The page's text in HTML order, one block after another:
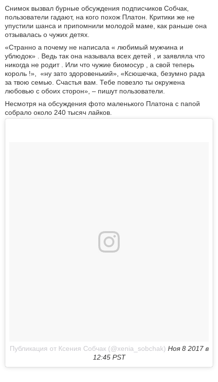
Cнимок вызвал бурные обсуждения подписчиков Собчак,
пользователи гадают, на кого похож Платон. Критики же не
упустили шанса и припомнили молодой маме, как раньше она
отзывалась о чужих детях.
«Странно а почему не написала « любимый мужчина и
ублюдок» . Ведь так она называла всех детей , и заявляла что
никогда не родит . Или что чужие биомосур , а свой теперь
король !», «ну зато здоровенький», «Ксюшечка, безумно рада
за твою семью. Счастья вам. Тебе повезло ты окружена
любовью с обоих сторон», – пишут пользователи.
Несмотря на обсуждения фото маленького Платона с папой
собрало около 240 тысяч лайков.
Публикация от Ксения Собчак (@xenia_sobchak) Ноя 8 2017 в
12:45 PST